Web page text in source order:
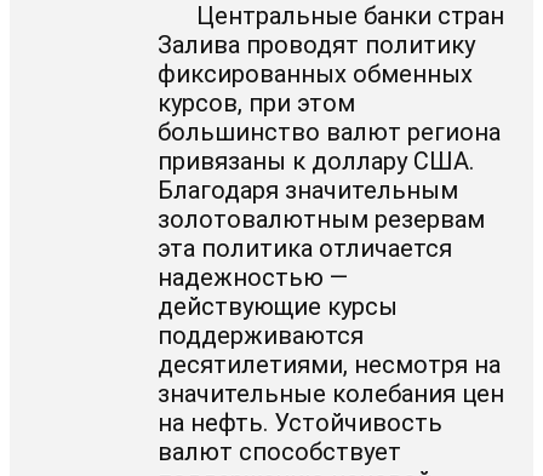
Центральные банки стран
Залива проводят политику
фиксированных обменных
курсов, при этом
большинство валют региона
привязаны к доллару США.
Благодаря значительным
золотовалютным резервам
эта политика отличается
надежностью —
действующие курсы
поддерживаются
десятилетиями, несмотря на
значительные колебания цен
на нефть. Устойчивость
валют способствует